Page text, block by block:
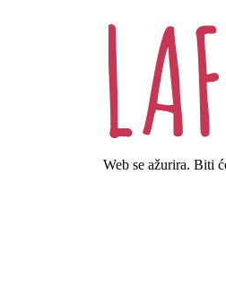
Web se ažurira. Biti